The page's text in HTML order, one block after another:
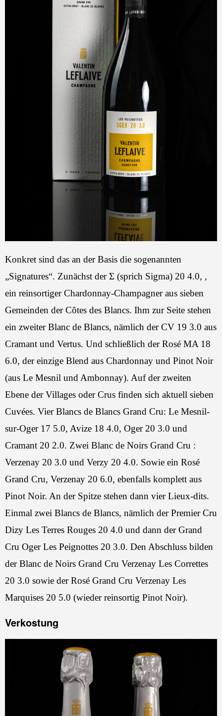
Konkret sind das an der Basis die sogenannten
„Signatures“. Zunächst der Σ (sprich Sigma) 20 4.0, ,
ein reinsortiger Chardonnay-Champagner aus sieben
Gemeinden der Côtes des Blancs. Ihm zur Seite stehen
ein zweiter Blanc de Blancs, nämlich der CV 19 3.0 aus
Cramant und Vertus. Und schließlich der Rosé MA 18
6.0, der einzige Blend aus Chardonnay und Pinot Noir
(aus Le Mesnil und Ambonnay). Auf der zweiten
Ebene der Villages oder Crus finden sich aktuell sieben
Cuvées. Vier Blancs de Blancs Grand Cru: Le Mesnil-
sur-Oger 17 5.0, Avize 18 4.0, Oger 20 3.0 und
Cramant 20 2.0. Zwei Blanc de Noirs Grand Cru :
Verzenay 20 3.0 und Verzy 20 4.0. Sowie ein Rosé
Grand Cru, Verzenay 20 6.0, ebenfalls komplett aus
Pinot Noir. An der Spitze stehen dann vier Lieux-dits.
Einmal zwei Blancs de Blancs, nämlich der Premier Cru
Dizy Les Terres Rouges 20 4.0 und dann der Grand
Cru Oger Les Peignottes 20 3.0. Den Abschluss bilden
der Blanc de Noirs Grand Cru Verzenay Les Correttes
20 3.0 sowie der Rosé Grand Cru Verzenay Les
Marquises 20 5.0 (wieder reinsortig Pinot Noir).
Verkostung